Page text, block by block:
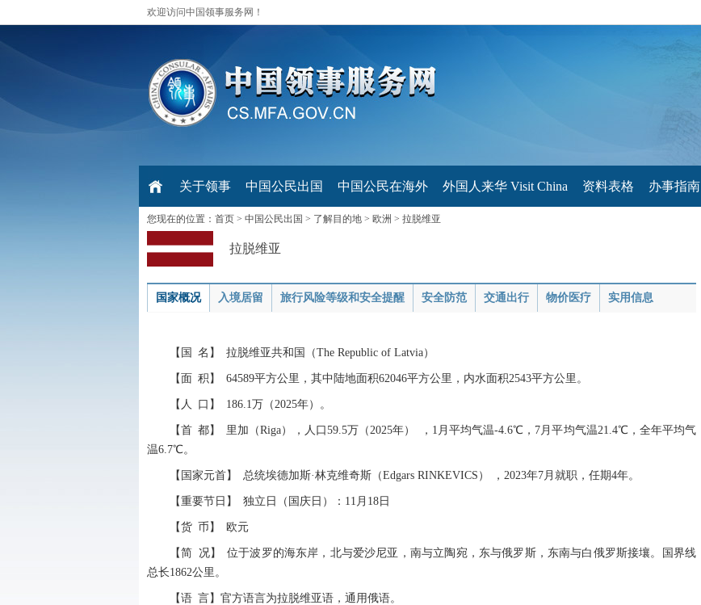
欢迎访问中国领事服务网！
关于领事 中国公民出国 中国公民在海外 外国人来华 Visit China 资料表格 办事指南
您现在的位置： 首页 > 中国公民出国 > 了解目的地 > 欧洲 > 拉脱维亚
拉脱维亚
国家概况 入境居留 旅行风险等级和安全提醒 安全防范 交通出行 物价医疗 实用信息
【国 名】 拉脱维亚共和国（The Republic of Latvia）
【面 积】 64589平方公里，其中陆地面积62046平方公里，内水面积2543平方公里。
【人 口】 186.1万（2025年）。
【首 都】 里加（Riga），人口59.5万（2025年） ，1月平均气温-4.6℃，7月平均气温21.4℃，全年平均气
温6.7℃。
【国家元首】 总统埃德加斯·林克维奇斯（Edgars RINKEVICS） ，2023年7月就职，任期4年。
【重要节日】 独立日（国庆日）：11月18日
【货 币】 欧元
【简 况】 位于波罗的海东岸，北与爱沙尼亚，南与立陶宛，东与俄罗斯，东南与白俄罗斯接壤。国界线
总长1862公里。
【语 言】官方语言为拉脱维亚语，通用俄语。